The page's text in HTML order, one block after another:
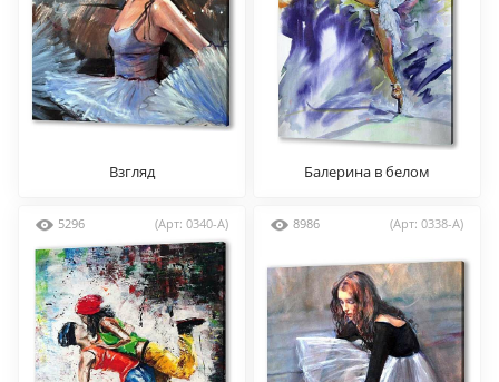
Взгляд Балерина в белом
5296 (Арт: 0340-A) 8986 (Арт: 0338-A)